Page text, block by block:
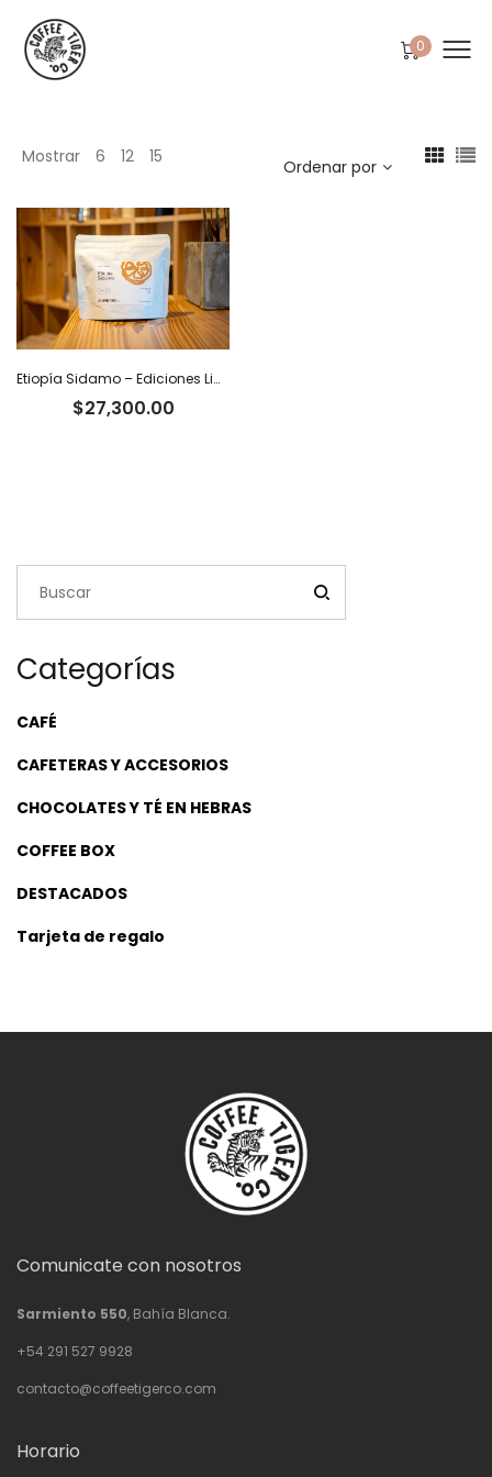
0
Mostrar 6 12 15 Ordenar por
Etiopía Sidamo – Ediciones Limitadas Tiger
$27,300.00
Categorías
CAFÉ
CAFETERAS Y ACCESORIOS
CHOCOLATES Y TÉ EN HEBRAS
COFFEE BOX
DESTACADOS
Tarjeta de regalo
Comunicate con nosotros
Sarmiento 550, Bahía Blanca.
+54 291 527 9928
contacto@coffeetigerco.com
Horario